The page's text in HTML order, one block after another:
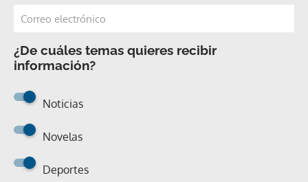
¿De cuáles temas quieres recibir
información?
Noticias
Novelas
Deportes